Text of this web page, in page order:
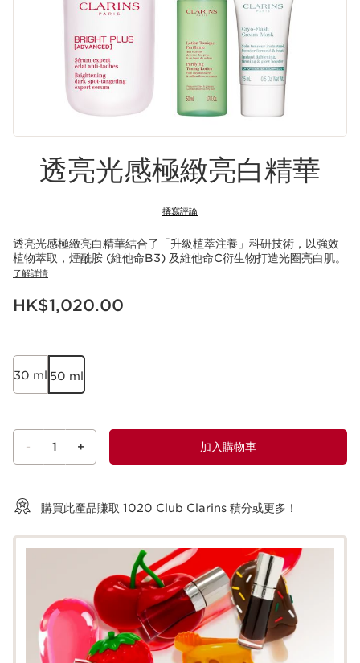
透亮光感極緻亮白精華
撰寫評論
透亮光感極緻亮白精華結合了「升級植萃注養」科硏技術，以強效
植物萃取，煙酰胺 (維他命B3) 及維他命C衍生物打造光圈亮白肌。
了解詳情
現在價格HK$1,020.00
HK$1,020.00
30 ml 50 ml
- 1 + 加入購物車
購買此產品賺取 1020 Club Clarins 積分或更多！